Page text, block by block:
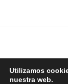
948 468 454
Utilizamos
nuestra web.